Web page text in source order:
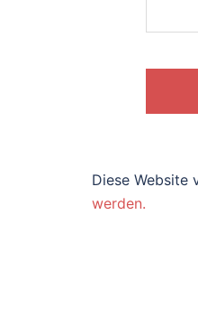
Diese Website
werden.